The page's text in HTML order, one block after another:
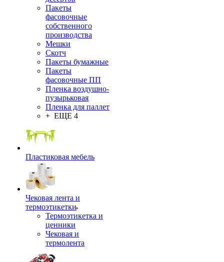
Пакеты
фасовочные
собственного
производства
Мешки
Скотч
Пакеты бумажные
Пакеты
фасовочные ПП
Пленка воздушно-
пузырьковая
Пленка для паллет
+ ЕЩЕ 4
Пластиковая мебель
Чековая лента и
термоэтикетки
Термоэтикетка и
ценники
Чековая и
термолента